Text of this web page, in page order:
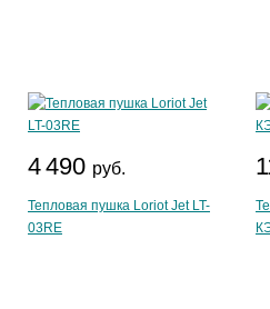
4 490 руб.
Тепловая пушка Loriot Jet LT-
03RE